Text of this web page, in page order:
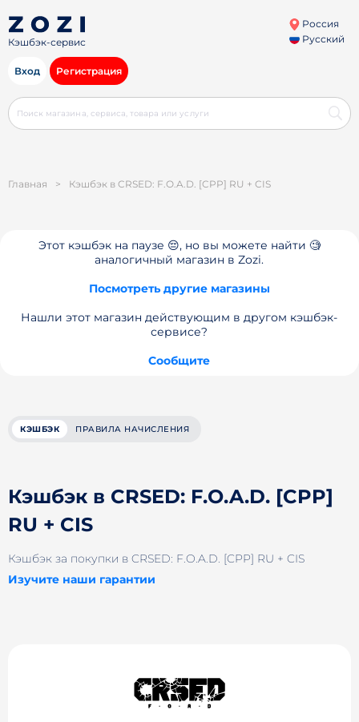
Кэшбэк-сервис
Россия
Русский
Вход Регистрация
Главная > Кэшбэк в CRSED: F.O.A.D. [CPP] RU + CIS
Этот кэшбэк на паузе 😔, но вы можете найти 🧐
аналогичный магазин в Zozi.
Посмотреть другие магазины
Нашли этот магазин действующим в другом кэшбэк-
сервисе?
Сообщите
КЭШБЭК ПРАВИЛА НАЧИСЛЕНИЯ
Кэшбэк в CRSED: F.O.A.D. [CPP]
RU + CIS
Кэшбэк за покупки в CRSED: F.O.A.D. [CPP] RU + CIS
Изучите наши гарантии